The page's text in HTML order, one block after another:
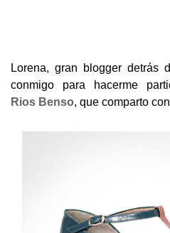
Lorena, gran blogger detrás
conmigo para hacerme
Rios Benso, que comparto